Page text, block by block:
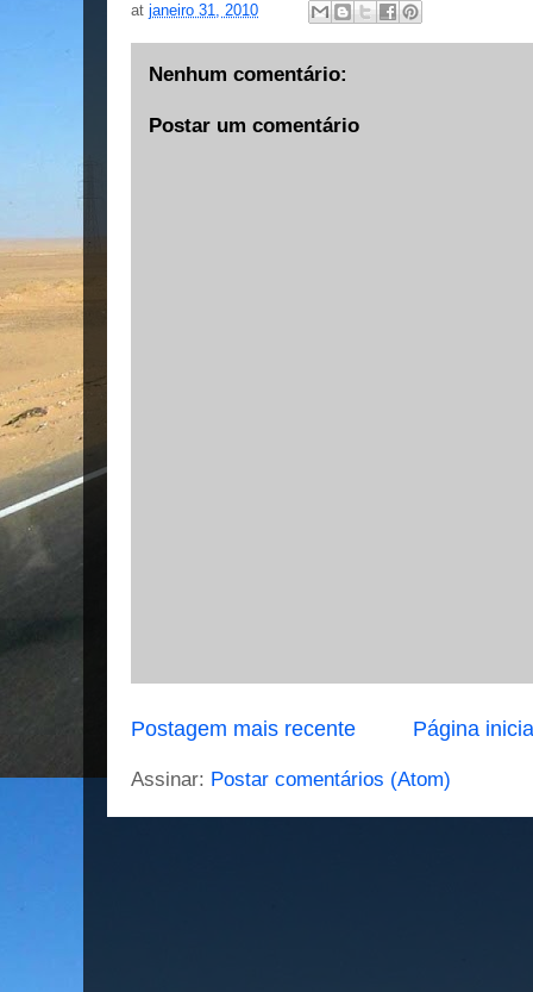
at janeiro 31, 2010
Nenhum comentário:
Postar um comentário
Postagem mais recente Página
Assinar: Postar comentários (Atom)